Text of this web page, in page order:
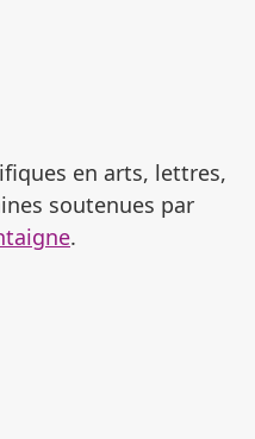
en arts, lettres,
soutenues par
.